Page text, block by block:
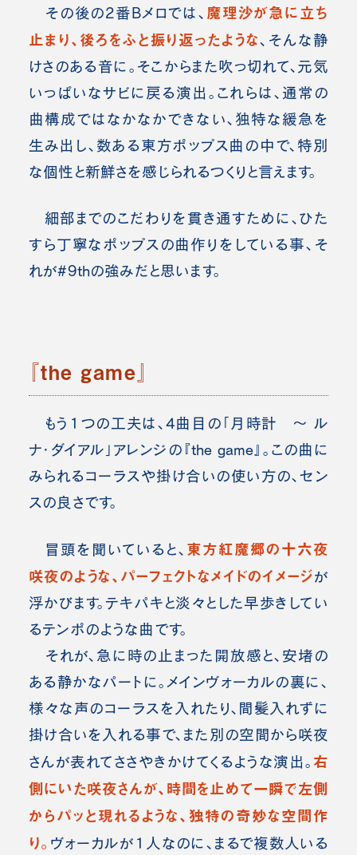
その後の2番Bメロでは、 魔理沙が急に立ち
止まり、後ろをふと振り返ったような、そんな静
けさのある音に。そこからまた吹っ切れて、元気
いっぱいなサビに戻る演出。 これらは、通常の
曲構成ではなかなかできない、独特な緩急を
生み出し、数ある東方ポップス曲の中で、特別
な個性と新鮮さを感じられるつくりと言えます。
細部までのこだわりを貫き通すために、ひた
すら丁寧なポップスの曲作りをしている事、そ
れが#9thの強みだと思います。
『the game』
もう１つの工夫は、4曲目の「月時計 ～ ル
ナ・ダイアル」アレンジの『the game』。 この曲に
みられるコーラスや掛け合いの使い方の、セン
スの良さです。
冒頭を聞いていると、 東方紅魔郷の十六夜
咲夜のような、パーフェクトなメイドのイメージが
浮かびます。テキパキと淡々とした早歩きしてい
るテンポのような曲です。
それが、急に時の止まった開放感と、安堵の
ある静かなパートに。メインヴォーカルの裏に、
様々な声のコーラスを入れたり、間髪入れずに
掛け合いを入れる事で、また別の空間から咲夜
さんが表れてささやきかけてくるような演出。 右
側にいた咲夜さんが、時間を止めて一瞬で左側
からパッと現れるような、独特の奇妙な空間作
り。 ヴォーカルが１人なのに、まるで複数人いる